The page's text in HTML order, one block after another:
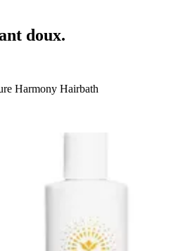
doux.
Harmony Hairbath